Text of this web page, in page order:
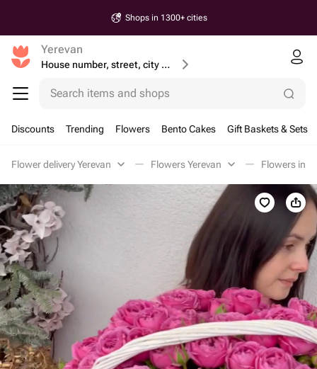
Shops in 1300+ cities
Yerevan
House number, street, city or postcode
Search items and shops
Discounts Trending Flowers Bento Cakes Gift Baskets & Sets
Flower delivery Yerevan Flowers Yerevan Flowers in a